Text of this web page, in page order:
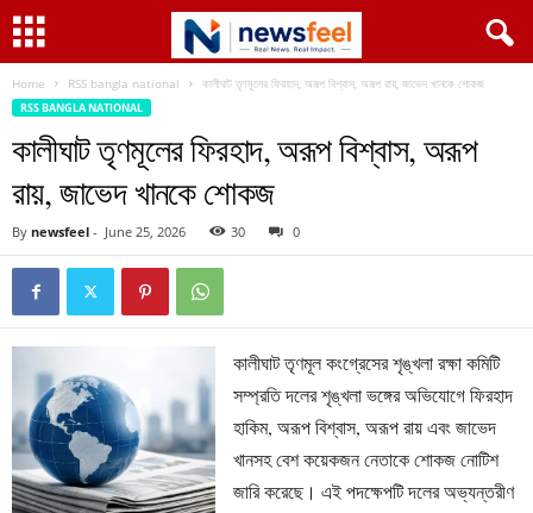
Home RSS bangla national কালীঘাট তৃণমূলের ফিরহাদ, অরূপ বিশ্বাস, অরূপ রায়, জাভেদ খানকে শোকজ
RSS BANGLA NATIONAL
কালীঘাট তৃণমূলের ফিরহাদ, অরূপ বিশ্বাস, অরূপ
রায়, জাভেদ খানকে শোকজ
By newsfeel - June 25, 2026 30 0
কালীঘাট তৃণমূল কংগ্রেসের শৃঙ্খলা রক্ষা কমিটি
সম্প্রতি দলের শৃঙ্খলা ভঙ্গের অভিযোগে ফিরহাদ
হাকিম, অরূপ বিশ্বাস, অরূপ রায় এবং জাভেদ
খানসহ বেশ কয়েকজন নেতাকে শোকজ নোটিশ
জারি করেছে। এই পদক্ষেপটি দলের অভ্যন্তরীণ